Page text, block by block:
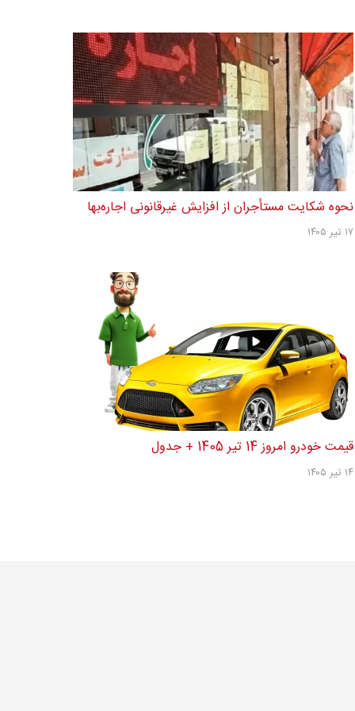
نحوه شکایت مستأجران از افزایش غیرقانونی اجاره‌بها
۱۷ تیر ۱۴۰۵
قیمت خودرو امروز 14 تیر 1405 + جدول
۱۴ تیر ۱۴۰۵